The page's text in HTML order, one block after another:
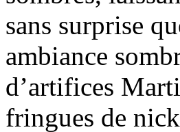
sans surprise
ambiance
d’artifices
fringues de